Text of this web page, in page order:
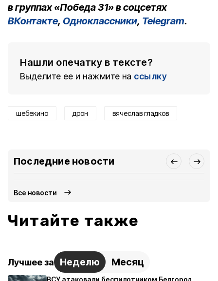
в группах «Победа 31» в соцсетях
ВКонтакте, Одноклассники, Telegram.
Нашли опечатку в тексте?
Выделите ее и нажмите на ссылку
шебекино дрон вячеслав гладков
Последние новости
Все новости
Читайте также
Лучшее за Неделю Месяц
ВСУ атаковали беспилотником Белгород